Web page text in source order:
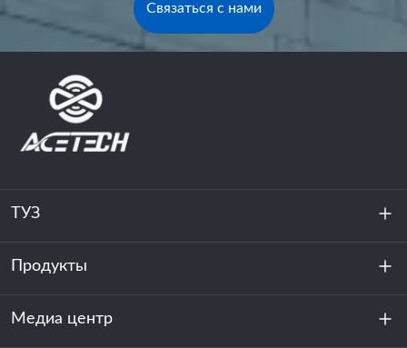
Связаться с нами
ТУЗ
О нас
устойчивость
Продукты
Хранение энергии
Медиа центр